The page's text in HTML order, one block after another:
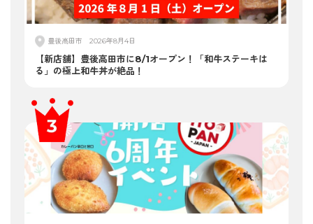
豊後高田市 2026年8月4日
【新店舗】豊後高田市に8/1オープン！「和牛ステーキは
る」の極上和牛丼が絶品！